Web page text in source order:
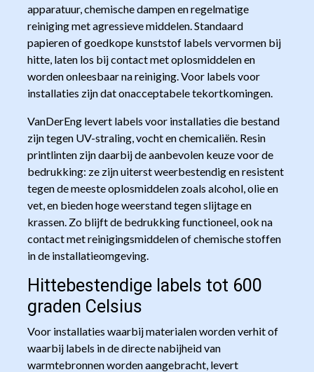
apparatuur, chemische dampen en regelmatige
reiniging met agressieve middelen. Standaard
papieren of goedkope kunststof labels vervormen bij
hitte, laten los bij contact met oplosmiddelen en
worden onleesbaar na reiniging. Voor labels voor
installaties zijn dat onacceptabele tekortkomingen.
VanDerEng levert labels voor installaties die bestand
zijn tegen UV-straling, vocht en chemicaliën. Resin
printlinten zijn daarbij de aanbevolen keuze voor de
bedrukking: ze zijn uiterst weerbestendig en resistent
tegen de meeste oplosmiddelen zoals alcohol, olie en
vet, en bieden hoge weerstand tegen slijtage en
krassen. Zo blijft de bedrukking functioneel, ook na
contact met reinigingsmiddelen of chemische stoffen
in de installatieomgeving.
Hittebestendige labels tot 600
graden Celsius
Voor installaties waarbij materialen worden verhit of
waarbij labels in de directe nabijheid van
warmtebronnen worden aangebracht, levert